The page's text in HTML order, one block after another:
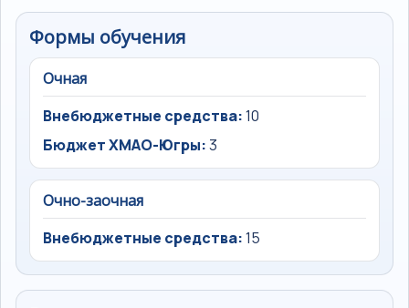
Формы обучения
Очная
Внебюджетные средства:10
Бюджет ХМАО-Югры:3
Очно-заочная
Внебюджетные средства:15